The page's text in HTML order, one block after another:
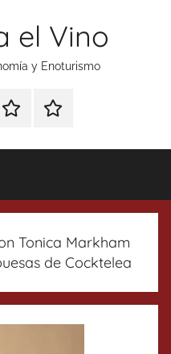
el Vino
y Enoturismo
RankingContacto
Tonica Markham
de Cocktelea